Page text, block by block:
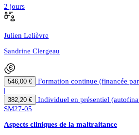
2 jours
Julien Lelièvre
Sandrine Clergeau
546,00 €
Formation continue (financée
|
382,20 €
Individuel en présentiel
SM27-05
Aspects cliniques de la maltraitance